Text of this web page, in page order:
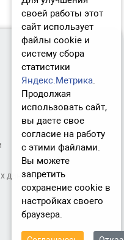
данных
своей работы этот
сайт использует
файлы cookie и
систему сбора
статистики
Яндекс.Метрика.
Продолжая
использовать сайт,
вы даете свое
согласие на работу
с этими файлами.
Вы можете
запретить
сохранение cookie в
настройках своего
браузера.